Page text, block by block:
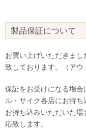
製品保証について
お買い上げいただきま
致しております。（アウ
保証をお受けになる場
ル・サイク各店にお持ち
お持ち込みいただいた
応致します。